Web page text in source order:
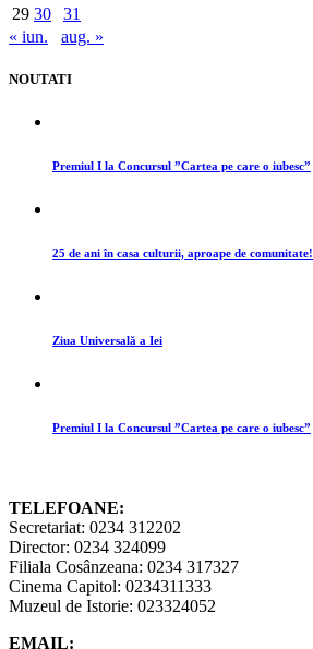
29 30
31
« iun.
aug. »
NOUTATI
Premiul I la Concursul ”Cartea pe care o iubesc”
25 de ani în casa culturii, aproape de comunitate!
Ziua Universală a Iei
Premiul I la Concursul ”Cartea pe care o iubesc”
TELEFOANE:
Secretariat: 0234 312202
Director: 0234 324099
Filiala Cosânzeana: 0234 317327
Cinema Capitol: 0234311333
Muzeul de Istorie: 023324052
EMAIL: